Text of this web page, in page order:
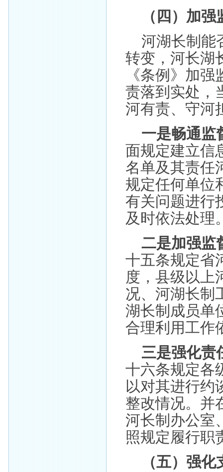
（四）加
河湖长制能
转变，河长湖
《条例》加
责落到实处，
河有责、守河
一是畅通监
面规定建立信
名单及其责任
规定任何单位
有关问题进行
及时依法处理
二是加强监
十五条规定省
度，县级以上
况、河湖长制
湖长制成员单
合理利用工作
三是强化责
十六条规定各
以对其进行约
整改情况。并
河长制办公室
照规定履行职
（五）强